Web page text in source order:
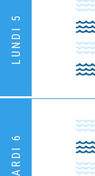
LUNDI 5
MARDI 6